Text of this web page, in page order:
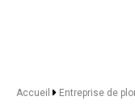
Accueil Entreprise de